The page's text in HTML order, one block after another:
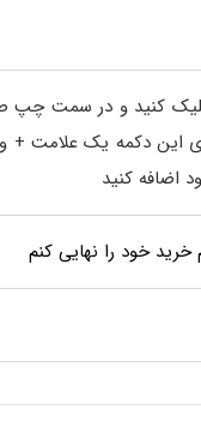
کنید و در سمت چپ
این دکمه یک
اضافه کنید
خود را نهایی کنم